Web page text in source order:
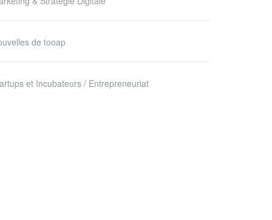
de tooap
et Incubateurs / Entrepreneuriat